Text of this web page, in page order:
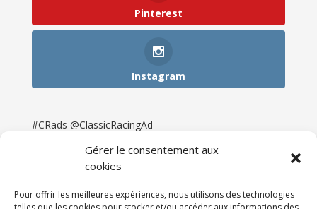
Gérer le consentement aux
cookies
Pour offrir les meilleures expériences, nous utilisons des technologies
Pinterest
Instagram
#CRads @ClassicRacingAd